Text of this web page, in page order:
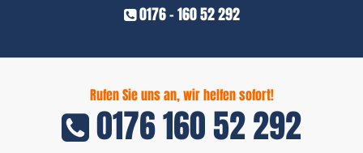
0176 - 160 52 292
Rufen Sie uns an, wir helfen sofort!
0176 160 52 292